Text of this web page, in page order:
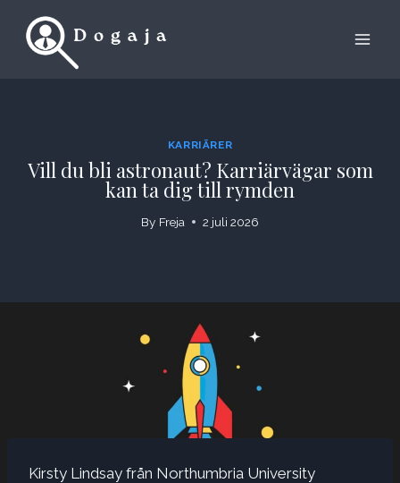
KARRIÄRER
Vill du bli astronaut? Karriärvägar som
kan ta dig till rymden
By Freja 2 juli 2026
Kirsty Lindsay från Northumbria University